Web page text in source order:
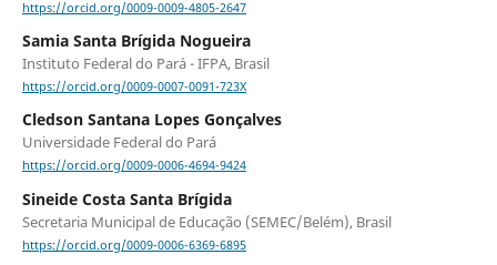
https://orcid.org/0009-0009-4805-2647
Samia Santa Brígida Nogueira
Instituto Federal do Pará - IFPA, Brasil
https://orcid.org/0009-0007-0091-723X
Cledson Santana Lopes Gonçalves
Universidade Federal do Pará
https://orcid.org/0009-0006-4694-9424
Sineide Costa Santa Brígida
Secretaria Municipal de Educação (SEMEC/Belém), Brasil
https://orcid.org/0009-0006-6369-6895